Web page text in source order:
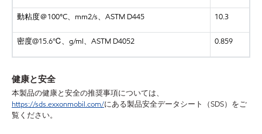
動粘度＠100°C、mm2/s、ASTM D445 10.3
密度@15.6℃、g/ml、ASTM D4052 0.859
健康と安全
本製品の健康と安全の推奨事項については、
https://sds.exxonmobil.com/にある製品安全データシート（SDS）をご
覧ください。